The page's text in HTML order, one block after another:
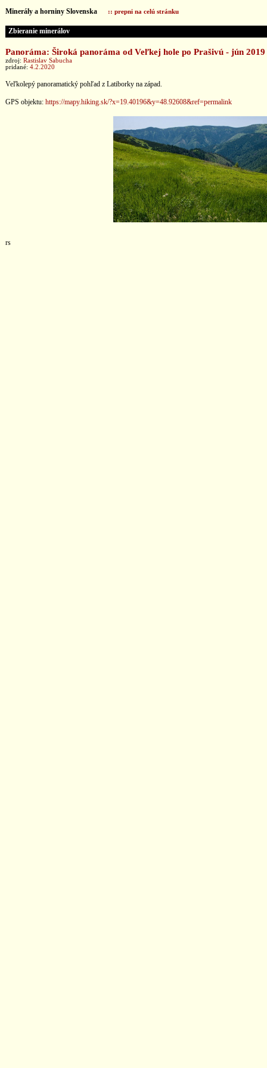
Minerály a horniny Slovenska :: prepni na celú stránku
Zbieranie minerálov
Panoráma: Široká panoráma od Veľkej hole po Prašivú - jún 2019
zdroj: Rastislav Sabucha
pridané: 4.2.2020
Veľkolepý panoramatický pohľad z Latiborky na západ.
GPS objektu: https://mapy.hiking.sk/?x=19.40196&y=48.92608&ref=permalink
rs